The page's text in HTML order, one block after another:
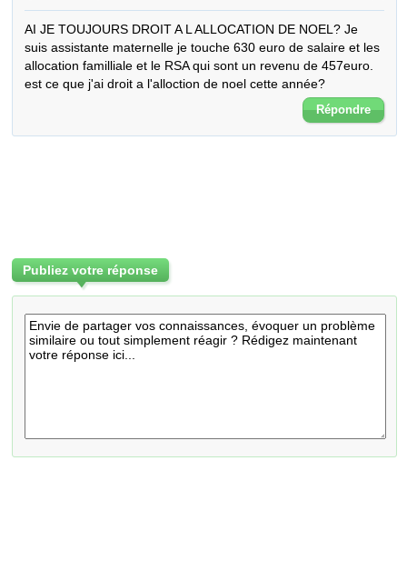
AI JE TOUJOURS DROIT A L ALLOCATION DE NOEL? Je
suis assistante maternelle je touche 630 euro de salaire et les
allocation familliale et le RSA qui sont un revenu de 457euro.
est ce que j'ai droit a l'alloction de noel cette année?
Répondre
Publiez votre réponse